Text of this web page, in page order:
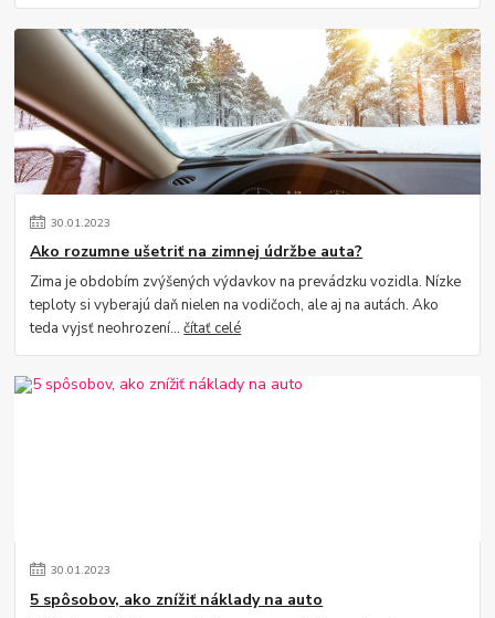
30.01.2023
Ako rozumne ušetriť na zimnej údržbe auta?
Zima je obdobím zvýšených výdavkov na prevádzku vozidla. Nízke
teploty si vyberajú daň nielen na vodičoch, ale aj na autách. Ako
teda vyjsť neohrození...čítať celé
30.01.2023
5 spôsobov, ako znížiť náklady na auto